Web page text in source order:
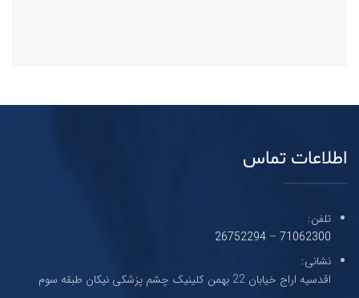
اطلاعات تماس
تلفن:
71062300
–
26752294
نشانی:
اقدسیه اراج خیابان 22 بهمن کلینیک چشم پزشکی نیکان طبقه سوم